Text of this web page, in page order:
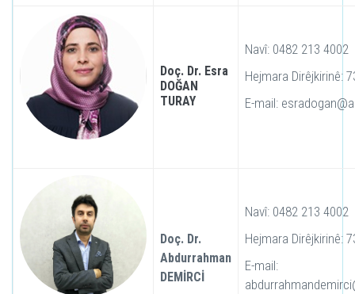
Doç. Dr. Esra
DOĞAN
TURAY
Navî: 0482 213 4002
Hejmara Dirêjkirinê:
E-mail:
Doç. Dr.
Abdurrahman
DEMİRCİ
Navî: 0482 213 4002
Hejmara Dirêjkirinê:
E-mail: